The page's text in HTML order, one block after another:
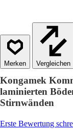
Vergleichen
Kongamek
laminierten
Stirnwänden
Erste Bewertung